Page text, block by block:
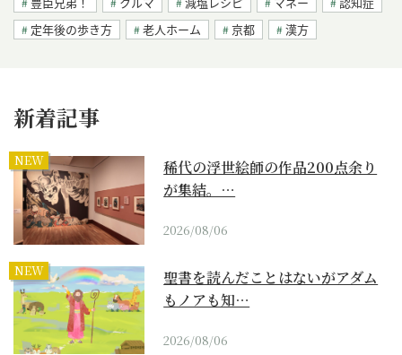
定年後の歩き方
老人ホーム 京都 漢方
新着記事
NEW
稀代の浮世絵師の作品200点余り
が集結。…
2026/08/06
NEW
聖書を読んだことはないがアダム
もノアも知…
2026/08/06